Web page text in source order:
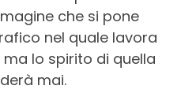
che si pone
nel quale lavora
lo spirito di quella
mai.